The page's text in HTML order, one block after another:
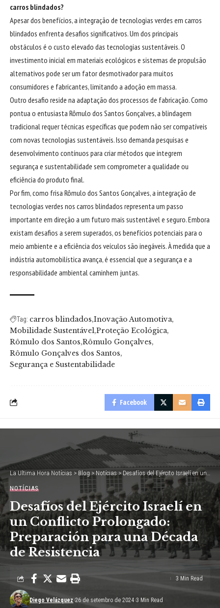
carros blindados?
Apesar dos benefícios, a integração de tecnologias verdes em carros
blindados enfrenta desafios significativos. Um dos principais
obstáculos é o custo elevado das tecnologias sustentáveis. O
investimento inicial em materiais ecológicos e sistemas de propulsão
alternativos pode ser um fator desmotivador para muitos
consumidores e fabricantes, limitando a adoção em massa.
Outro desafio reside na adaptação dos processos de fabricação. Como
pontua o entusiasta Rômulo dos Santos Gonçalves, a blindagem
tradicional requer técnicas específicas que podem não ser compatíveis
com novas tecnologias sustentáveis. Isso demanda pesquisas e
desenvolvimento contínuos para criar métodos que integrem
segurança e sustentabilidade sem comprometer a qualidade ou
eficiência do produto final.
Por fim, como frisa Rômulo dos Santos Gonçalves, a integração de
tecnologias verdes nos carros blindados representa um passo
importante em direção a um futuro mais sustentável e seguro. Embora
existam desafios a serem superados, os benefícios potenciais para o
meio ambiente e a eficiência dos veículos são inegáveis. À medida que a
indústria automobilística avança, é essencial que a segurança e a
responsabilidade ambiental caminhem juntas.
Tag: carros blindados Inovação Automotiva
Mobilidade Sustentável Proteção Ecológica
Rômulo dos Santos Rômulo Gonçalves
Rômulo Gonçalves dos Santos
Segurança e Sustentabilidade
Facebook
La Ultima Hora Notícias > Blog > Notícias> Desafíos del Ejército Israelí en un Conflicto Prolongado: Preparación para una Década de Resistencia
NOTÍCIAS
Desafíos del Ejército Israelí en
un Conflicto Prolongado:
Preparación para una Década
de Resistencia
Diego Velázquez 26 de setembro de 2024 3 Min Read
3 Min Read